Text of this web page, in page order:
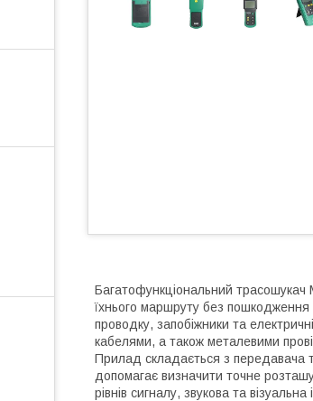
Багатофункціональний трасошукач
їхнього маршруту без пошкодження
проводку, запобіжники та
кабелями, а також металевими
Прилад складається з передавача
допомагає визначити точне
рівнів сигналу, звукова та